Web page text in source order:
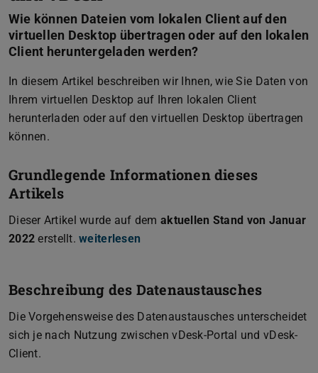
Wie können Dateien vom lokalen Client auf den
virtuellen Desktop übertragen oder auf den lokalen
Client heruntergeladen werden?
In diesem Artikel beschreiben wir Ihnen, wie Sie Daten von
Ihrem virtuellen Desktop auf Ihren lokalen Client
herunterladen oder auf den virtuellen Desktop übertragen
können.
Grundlegende Informationen dieses
Artikels
Dieser Artikel wurde auf demaktuellen Stand von Januar
2022 erstellt.weiterlesen
Beschreibung des Datenaustausches
Die Vorgehensweise des Datenaustausches unterscheidet
sich je nach Nutzung zwischen vDesk-Portal und vDesk-
Client.